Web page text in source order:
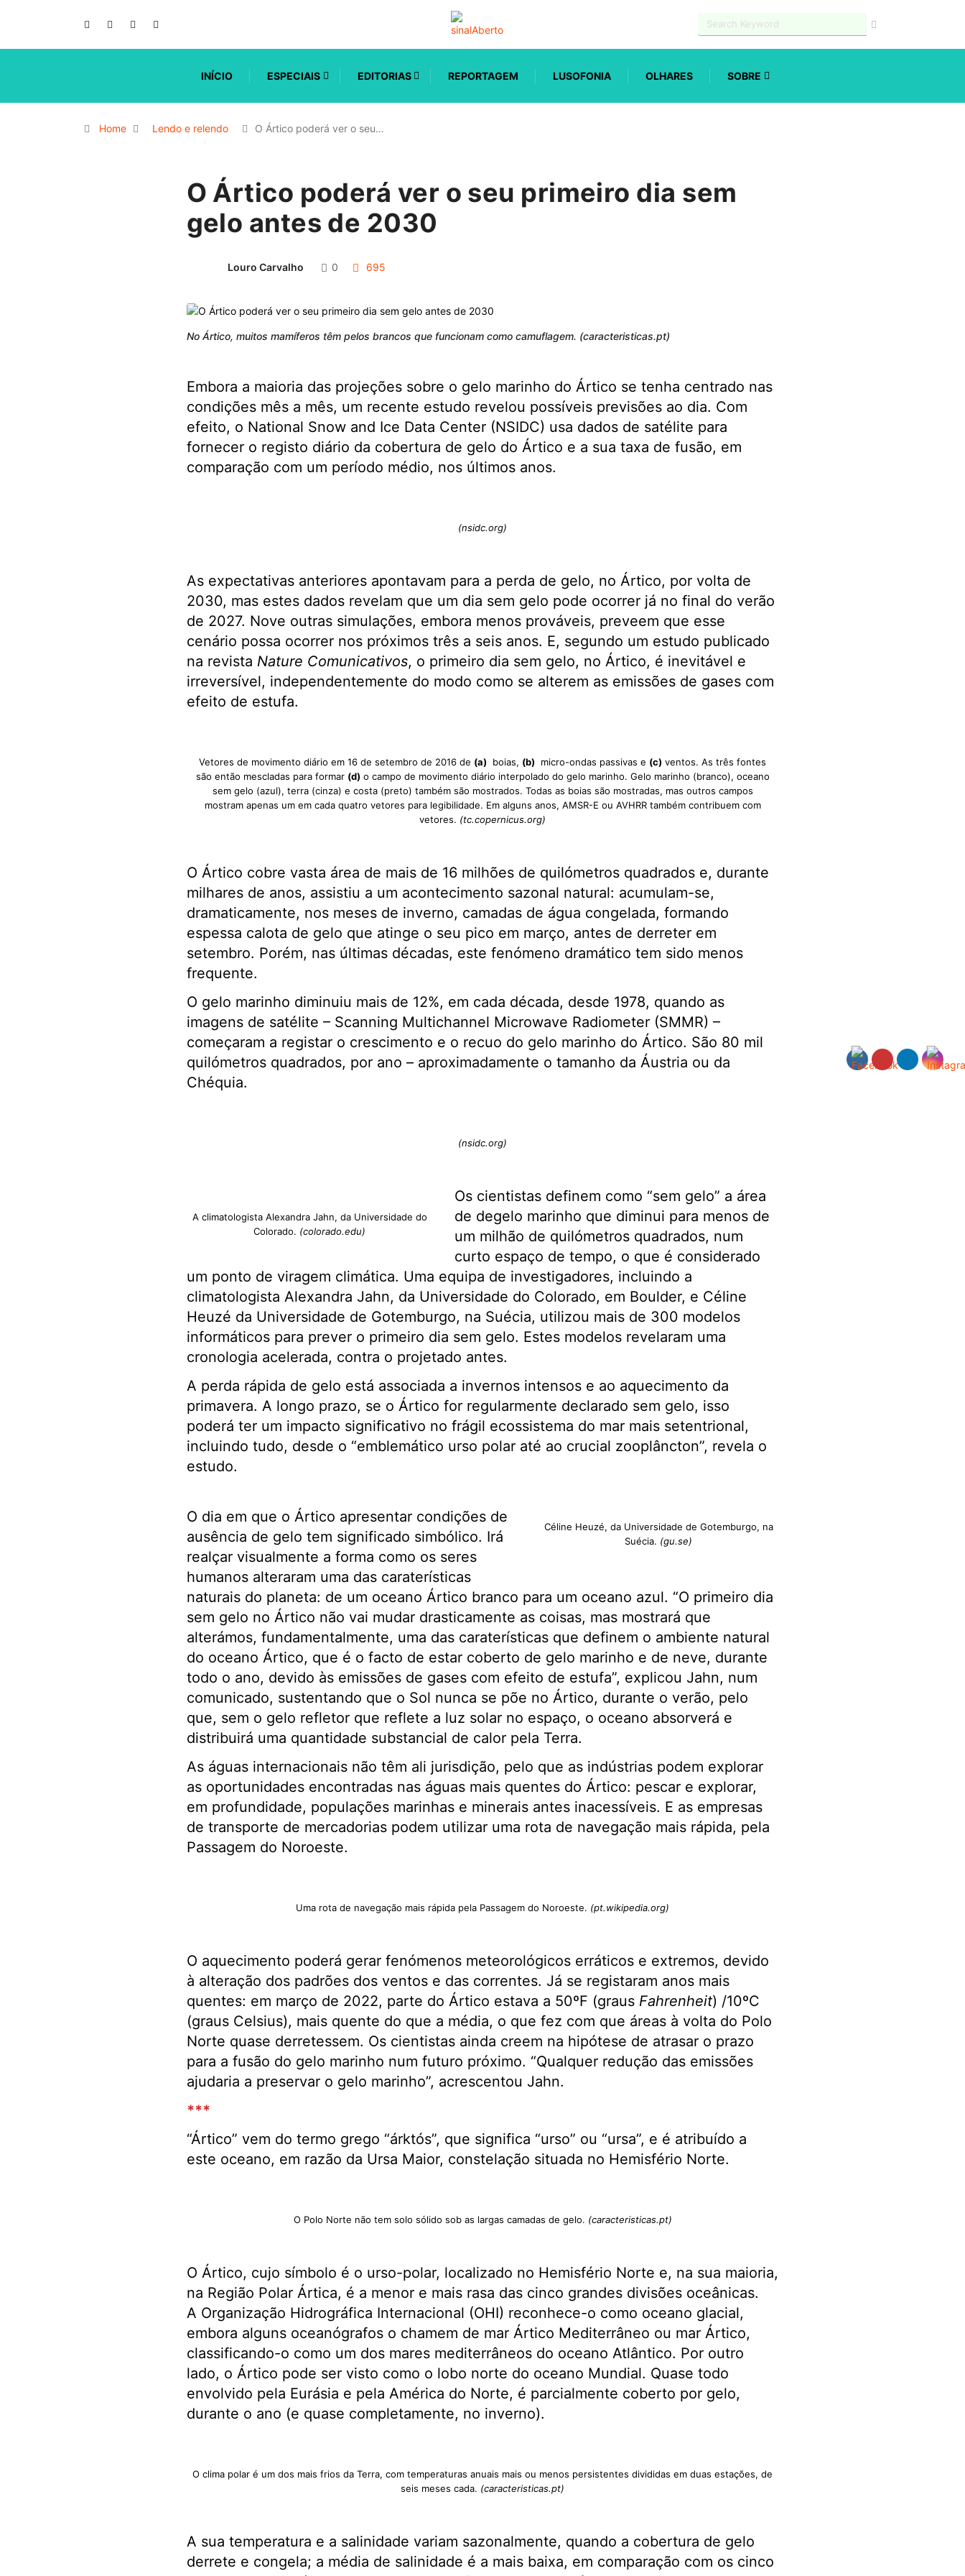
INÍCIO ESPECIAIS EDITORIAS REPORTAGEM LUSOFONIA OLHARES SOBRE
Home Lendo e relendo O Ártico poderá ver o seu…
O Ártico poderá ver o seu primeiro dia sem
gelo antes de 2030
Louro Carvalho 0 695
No Ártico, muitos mamíferos têm pelos brancos que funcionam como camuflagem. (caracteristicas.pt)
Embora a maioria das projeções sobre o gelo marinho do Ártico se tenha centrado nas
condições mês a mês, um recente estudo revelou possíveis previsões ao dia. Com
efeito, o National Snow and Ice Data Center (NSIDC) usa dados de satélite para
fornecer o registo diário da cobertura de gelo do Ártico e a sua taxa de fusão, em
comparação com um período médio, nos últimos anos.
(nsidc.org)
As expectativas anteriores apontavam para a perda de gelo, no Ártico, por volta de
2030, mas estes dados revelam que um dia sem gelo pode ocorrer já no final do verão
de 2027. Nove outras simulações, embora menos prováveis, preveem que esse
cenário possa ocorrer nos próximos três a seis anos. E, segundo um estudo publicado
na revista Nature Comunicativos, o primeiro dia sem gelo, no Ártico, é inevitável e
irreversível, independentemente do modo como se alterem as emissões de gases com
efeito de estufa.
Vetores de movimento diário em 16 de setembro de 2016 de (a) boias, (b) micro-ondas passivas e (c) ventos. As três fontes
são então mescladas para formar (d) o campo de movimento diário interpolado do gelo marinho. Gelo marinho (branco), oceano
sem gelo (azul), terra (cinza) e costa (preto) também são mostrados. Todas as boias são mostradas, mas outros campos
mostram apenas um em cada quatro vetores para legibilidade. Em alguns anos, AMSR-E ou AVHRR também contribuem com
vetores. (tc.copernicus.org)
O Ártico cobre vasta área de mais de 16 milhões de quilómetros quadrados e, durante
milhares de anos, assistiu a um acontecimento sazonal natural: acumulam-se,
dramaticamente, nos meses de inverno, camadas de água congelada, formando
espessa calota de gelo que atinge o seu pico em março, antes de derreter em
setembro. Porém, nas últimas décadas, este fenómeno dramático tem sido menos
frequente.
O gelo marinho diminuiu mais de 12%, em cada década, desde 1978, quando as
imagens de satélite – Scanning Multichannel Microwave Radiometer (SMMR) –
começaram a registar o crescimento e o recuo do gelo marinho do Ártico. São 80 mil
quilómetros quadrados, por ano – aproximadamente o tamanho da Áustria ou da
Chéquia.
(nsidc.org)
A climatologista Alexandra Jahn, da Universidade do
Colorado. (colorado.edu)
Os cientistas definem como “sem gelo” a área
de degelo marinho que diminui para menos de
um milhão de quilómetros quadrados, num
curto espaço de tempo, o que é considerado
um ponto de viragem climática. Uma equipa de investigadores, incluindo a
climatologista Alexandra Jahn, da Universidade do Colorado, em Boulder, e Céline
Heuzé da Universidade de Gotemburgo, na Suécia, utilizou mais de 300 modelos
informáticos para prever o primeiro dia sem gelo. Estes modelos revelaram uma
cronologia acelerada, contra o projetado antes.
A perda rápida de gelo está associada a invernos intensos e ao aquecimento da
primavera. A longo prazo, se o Ártico for regularmente declarado sem gelo, isso
poderá ter um impacto significativo no frágil ecossistema do mar mais setentrional,
incluindo tudo, desde o “emblemático urso polar até ao crucial zooplâncton”, revela o
estudo.
Céline Heuzé, da Universidade de Gotemburgo, na
Suécia. (gu.se)
O dia em que o Ártico apresentar condições de
ausência de gelo tem significado simbólico. Irá
realçar visualmente a forma como os seres
humanos alteraram uma das caraterísticas
naturais do planeta: de um oceano Ártico branco para um oceano azul. “O primeiro dia
sem gelo no Ártico não vai mudar drasticamente as coisas, mas mostrará que
alterámos, fundamentalmente, uma das caraterísticas que definem o ambiente natural
do oceano Ártico, que é o facto de estar coberto de gelo marinho e de neve, durante
todo o ano, devido às emissões de gases com efeito de estufa”, explicou Jahn, num
comunicado, sustentando que o Sol nunca se põe no Ártico, durante o verão, pelo
que, sem o gelo refletor que reflete a luz solar no espaço, o oceano absorverá e
distribuirá uma quantidade substancial de calor pela Terra.
As águas internacionais não têm ali jurisdição, pelo que as indústrias podem explorar
as oportunidades encontradas nas águas mais quentes do Ártico: pescar e explorar,
em profundidade, populações marinhas e minerais antes inacessíveis. E as empresas
de transporte de mercadorias podem utilizar uma rota de navegação mais rápida, pela
Passagem do Noroeste.
Uma rota de navegação mais rápida pela Passagem do Noroeste. (pt.wikipedia.org)
O aquecimento poderá gerar fenómenos meteorológicos erráticos e extremos, devido
à alteração dos padrões dos ventos e das correntes. Já se registaram anos mais
quentes: em março de 2022, parte do Ártico estava a 50ºF (graus Fahrenheit) /10ºC
(graus Celsius), mais quente do que a média, o que fez com que áreas à volta do Polo
Norte quase derretessem. Os cientistas ainda creem na hipótese de atrasar o prazo
para a fusão do gelo marinho num futuro próximo. “Qualquer redução das emissões
ajudaria a preservar o gelo marinho”, acrescentou Jahn.
***
“Ártico” vem do termo grego “árktós”, que significa “urso” ou “ursa”, e é atribuído a
este oceano, em razão da Ursa Maior, constelação situada no Hemisfério Norte.
O Polo Norte não tem solo sólido sob as largas camadas de gelo. (caracteristicas.pt)
O Ártico, cujo símbolo é o urso-polar, localizado no Hemisfério Norte e, na sua maioria,
na Região Polar Ártica, é a menor e mais rasa das cinco grandes divisões oceânicas.
A Organização Hidrográfica Internacional (OHI) reconhece-o como oceano glacial,
embora alguns oceanógrafos o chamem de mar Ártico Mediterrâneo ou mar Ártico,
classificando-o como um dos mares mediterrâneos do oceano Atlântico. Por outro
lado, o Ártico pode ser visto como o lobo norte do oceano Mundial. Quase todo
envolvido pela Eurásia e pela América do Norte, é parcialmente coberto por gelo,
durante o ano (e quase completamente, no inverno).
O clima polar é um dos mais frios da Terra, com temperaturas anuais mais ou menos persistentes divididas em duas estações, de
seis meses cada. (caracteristicas.pt)
A sua temperatura e a salinidade variam sazonalmente, quando a cobertura de gelo
derrete e congela; a média de salinidade é a mais baixa, em comparação com os cinco